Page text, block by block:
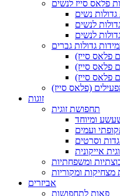
פלאס סייז לנשים
גדולות נשים
לנשים
לנשים
גדולות גברים
פלאס סייז)
פלאס סייז)
פלאס סייז)
(פלאס סייז)
זוגות
תחפושת זוגית
ומיוחד
ועמים
וסרטים
אייקונית
ומשפחתיות
ומקוריות
אביזרים
פאות לתחפושות